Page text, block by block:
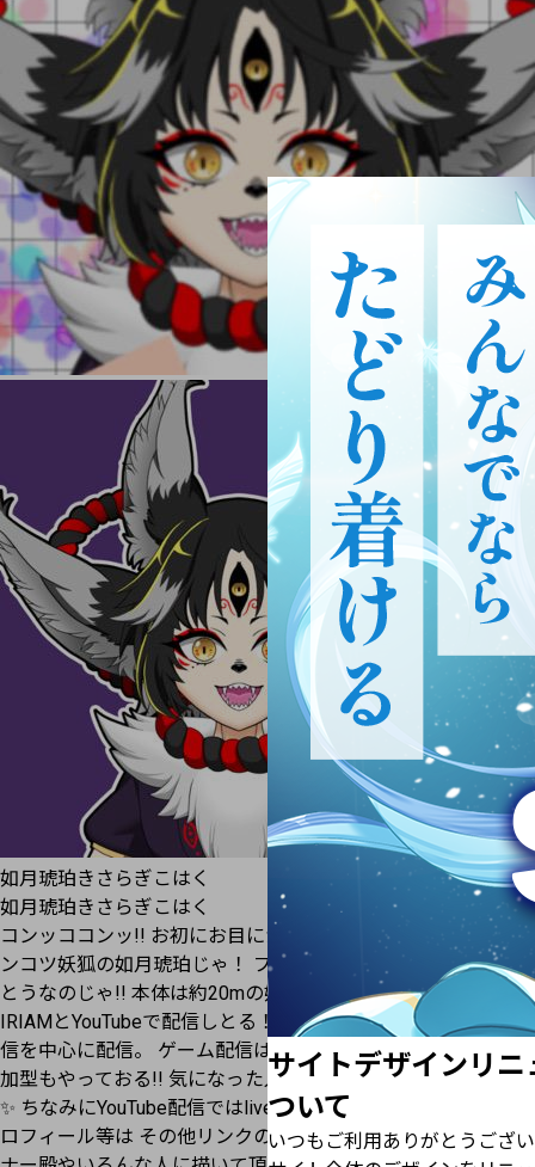
如月琥珀きさらぎこはく
如月琥珀きさらぎこはく
コンッココンッ!! お初にお目にかかる、宮崎県を広めたい ポ
ンコツ妖狐の如月琥珀じゃ！ プロフィール見てくれてありが
とうなのじゃ!! 本体は約20mの妖狐 普段は人間の体を使って
IRIAMとYouTubeで配信しとる！ 内容は雑誌、歌枠、ゲーム配
信を中心に配信。 ゲーム配信はリスナー殿と一緒にできる参
加型もやっておる!! 気になった人はぜひわしに会いに来てのう
✨️ ちなみにYouTube配信ではlive2dで配信してるぞ！ 詳しいプ
ロフィール等は その他リンクのリットリンクに掲載中🔗 リス
サイトデザインリニ
ついて
いつもご利用ありがとうござ